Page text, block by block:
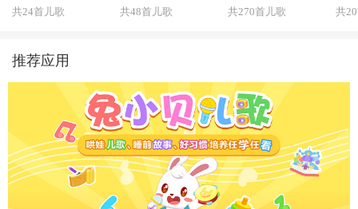
共24首儿歌
共48首儿歌
共270首儿歌
共
推荐应用